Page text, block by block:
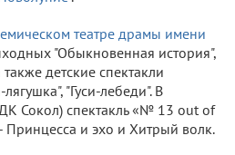
театре драмы имени
"Обыкновенная история",
детские спектакли
"Гуси-лебеди". В
Сокол) спектакль «№ 13 out of
Принцесса и эхо и Хитрый волк.